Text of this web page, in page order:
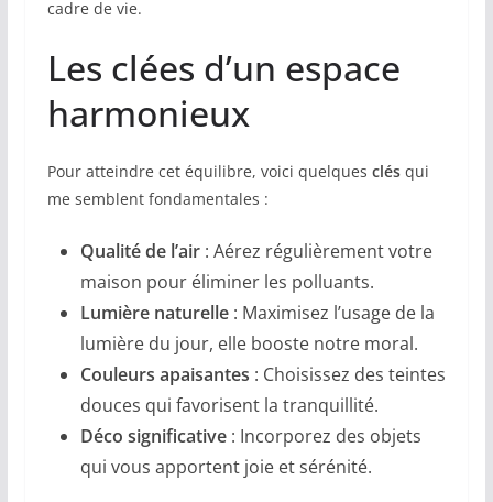
cadre de vie.
Les clées d’un espace
harmonieux
Pour atteindre cet équilibre, voici quelques clésqui
me semblent fondamentales :
Qualité de l’air: Aérez régulièrement votre
maison pour éliminer les polluants.
Lumière naturelle: Maximisez l’usage de la
lumière du jour, elle booste notre moral.
Couleurs apaisantes : Choisissez des teintes
douces qui favorisent la tranquillité.
Déco significative: Incorporez des objets
qui vous apportent joie et sérénité.